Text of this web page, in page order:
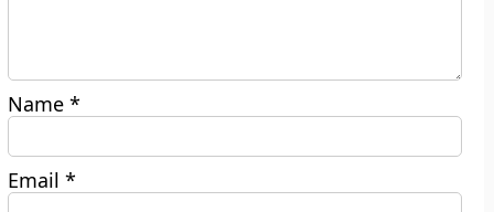
Name*
Email*